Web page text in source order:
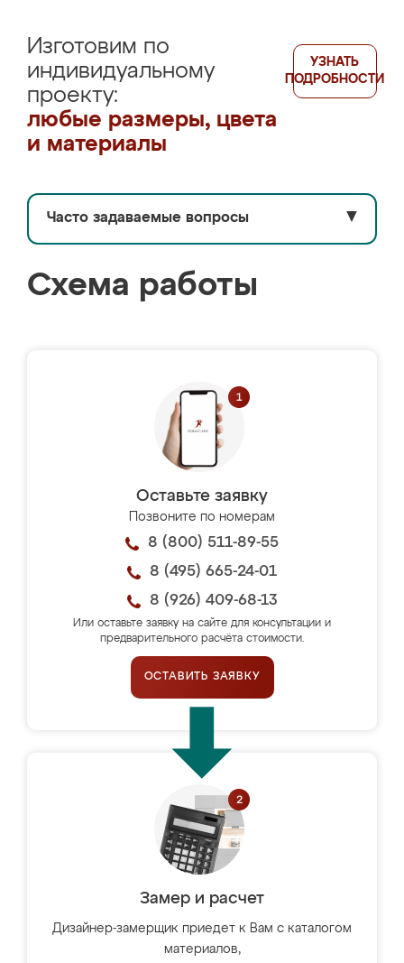
Изготовим по
индивидуальному
проекту:
любые размеры, цвета
и материалы
УЗНАТЬ
ПОДРОБНОСТИ
Часто задаваемые вопросы ▼
Схема работы
Оставьте заявку
Позвоните по номерам
8 (800) 511-89-55
8 (495) 665-24-01
8 (926) 409-68-13
Или оставьте заявку на сайте для консультации и
предварительного расчёта стоимости.
ОСТАВИТЬ ЗАЯВКУ
Замер и расчет
Дизайнер-замерщик приедет к Вам с каталогом
материалов,